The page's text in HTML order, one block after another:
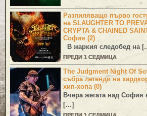
Разпиляващо първо
на SLAUGHTER TO
CRYPTA & CHAINED
София (2)
В жаркия следобед на
ПРЕДИ 1 СЕДМИЦА
The Judgment Night Of
събра легенди на
хип-хопа (0)
Вчера жегата над София
[…]